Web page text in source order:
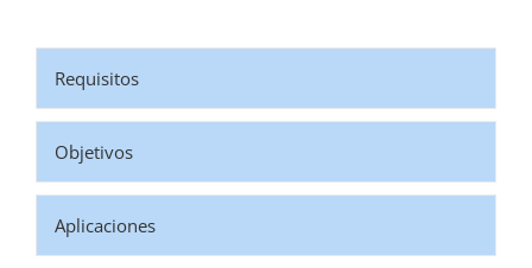
Requisitos
Objetivos
Aplicaciones